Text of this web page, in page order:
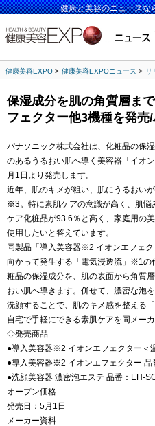
健康と美容のニュースな
健康美容EXPO 健康美容EXPOニュース リ
保湿成分を肌の角質層ま
フェクター他3機種を発売
パナソニック株式会社は、化粧品の保
のあるうるおい肌へ導く美容器「イオ
月1日より発売します。
近年、肌のキメが粗い、肌にうるおい
※3。特に素肌ケアの意識が高く、肌悩
ケア化粧品が93.6％と高く、家庭用の
使用したいと答えています。
同製品「導入美容器※2 イオンエフェ
向かって発生する「電気浸透流」※1の
粧品の保湿成分を、肌の表面から角質
おい肌へ導きます。併せて、濃密な泡
洗顔することで、肌のキメ感を整える
自宅で手軽にできる素肌ケアを同メー
◇発売商品
●導入美容器※2 イオンエフェクター＜
●導入美容器※2 イオンエフェクター 品
●洗顔美容器 濃密泡エステ 品番：EH-
オープン価格
発売日：5月1日
メーカー資料